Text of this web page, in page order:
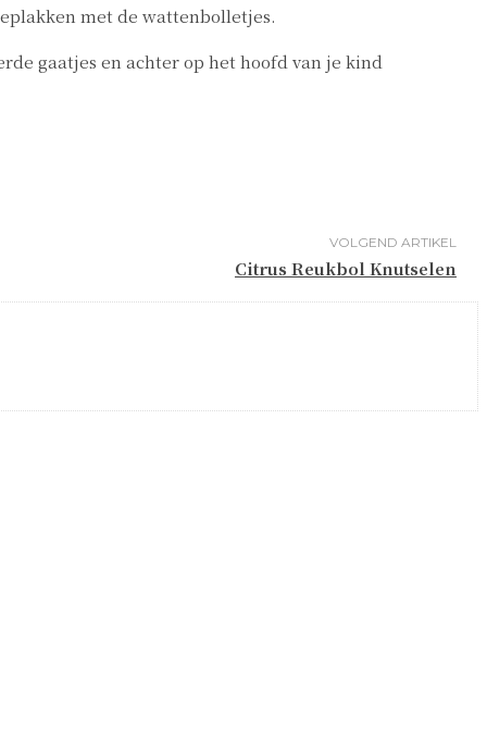
met de wattenbolletjes.
gaatjes en achter op het hoofd van je kind
VOLGEND ARTIKEL
Citrus Reukbol Knutselen